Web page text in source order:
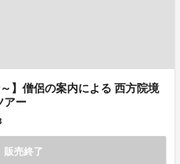
】僧侶の案内による 西方院境
アー
販売終了